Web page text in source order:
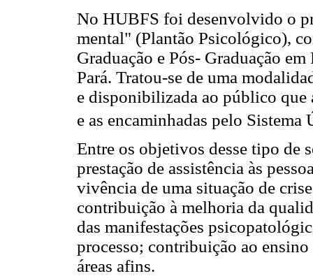
No HUBFS foi desenvolvido o
mental" (Plantão Psicológico),
Graduação e Pós- Graduação
Pará. Tratou-se de uma
e disponibilizada ao público que
e as encaminhadas pelo Sistema
Entre os objetivos desse tipo de
prestação de assistência às
vivência de uma situação de
contribuição à melhoria da
das manifestações
processo; contribuição ao
áreas afins.